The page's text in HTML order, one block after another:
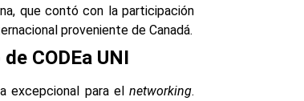
que contó con la participación
proveniente de Canadá.
CODEa UNI
excepcional para elnetworking.